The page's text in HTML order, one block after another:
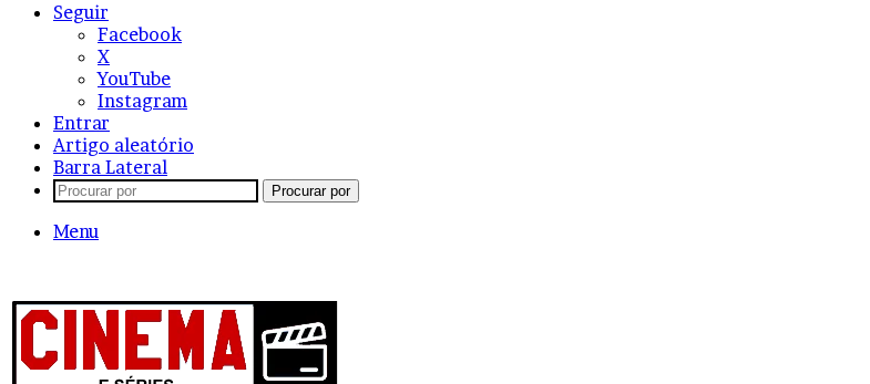
Seguir
Facebook
X
YouTube
Instagram
Entrar
Artigo aleatório
Barra Lateral
Procurar por
Menu